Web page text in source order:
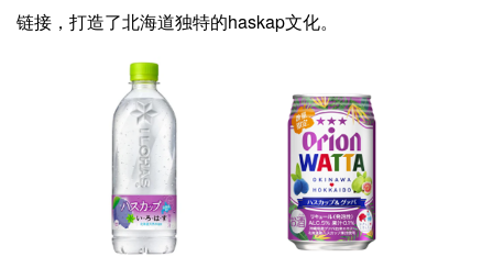
链接，打造了北海道独特的haskap文化。